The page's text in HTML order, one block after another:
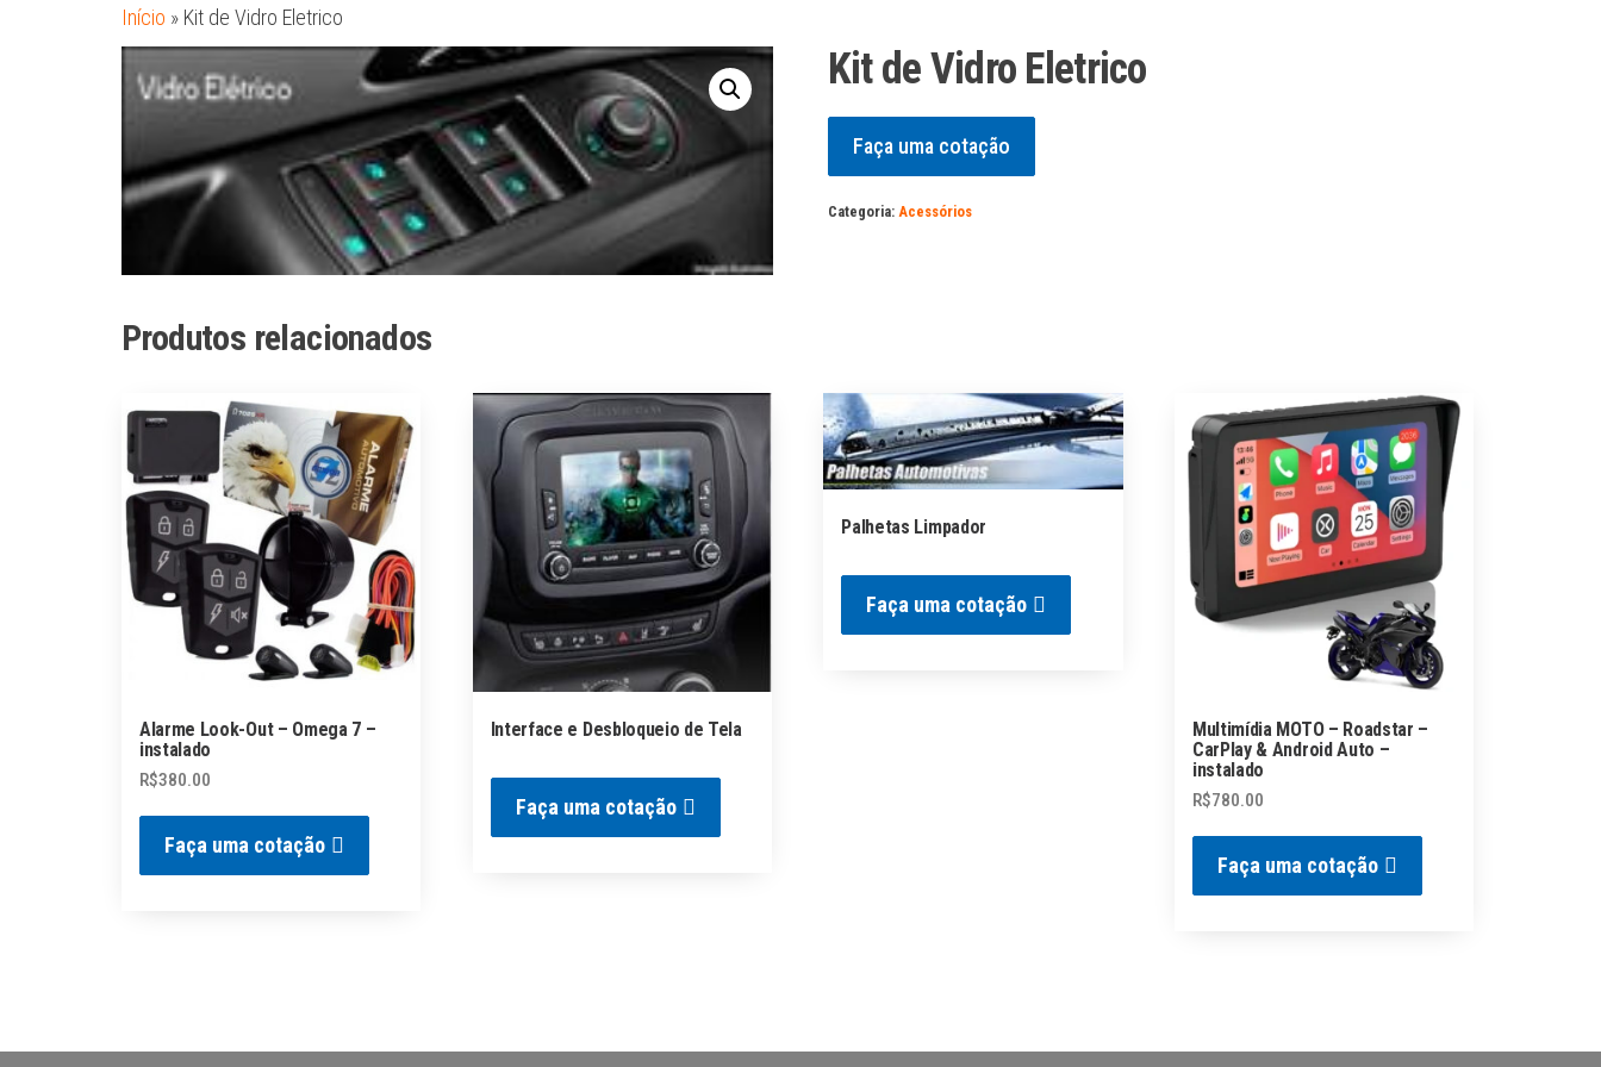
Início » Kit de Vidro Eletrico
Kit de Vidro Eletrico
Faça uma cotação
Categoria: Acessórios
Produtos relacionados
Alarme Look-Out – Omega 7 –
instalado
R$380.00
Faça uma cotação
Interface e Desbloqueio de Tela
Faça uma cotação
Palhetas Limpador
Faça uma cotação
Multimídia MOTO – Roadstar –
CarPlay & Android Auto –
instalado
R$780.00
Faça uma cotação